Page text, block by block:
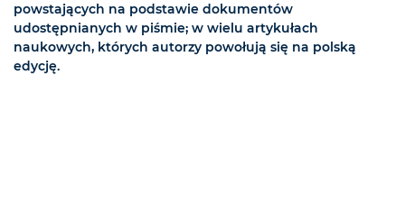
powstających na podstawie dokumentów
udostępnianych w piśmie; w wielu artykułach
naukowych, których autorzy powołują się na polską
edycję.